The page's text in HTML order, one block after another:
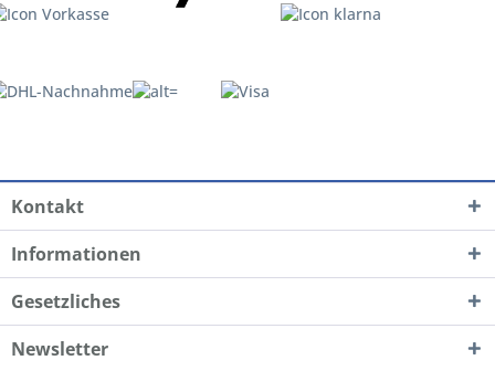
Kontakt
Informationen
Gesetzliches
Newsletter